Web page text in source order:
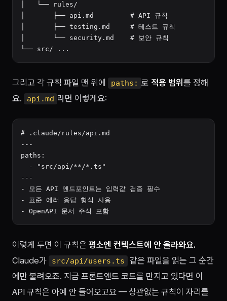
│   └── rules/
│       ├── api.md         # API 규칙
│       ├── testing.md     # 테스트 규칙
│       └── security.md    # 보안 규칙
그리고 각 규칙 파일 맨 위에 paths: 로 적용 범위 를 정해
요.
api.md 라면 이렇게요:
# .claude/rules/api.md
---
paths:
  - "src/api/**/*.ts"
---
- 모든 API 엔드포인트는 입력값 검증 필수
- 표준 에러 응답 형식 사용
이렇게 두면 이 규칙은 평소엔 컨텍스트에 안 올라와요.
Claude가
src/api/users.ts
같은 파일을 읽는 그 순간
에만 불려오죠. 지금 프론트엔드 코드를 만지고 있다면 이
API 규칙은 아예 안 들어오고요 — 상관없는 규칙이 자리를